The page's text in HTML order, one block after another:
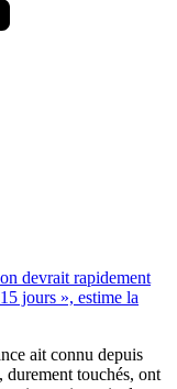
devrait rapidement
jours », estime la
ait connu depuis
durement touchés, ont